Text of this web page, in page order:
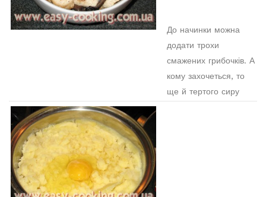
До начинки можна
додати трохи
смажених грибочків. А
кому захочеться, то
ще й тертого сиру